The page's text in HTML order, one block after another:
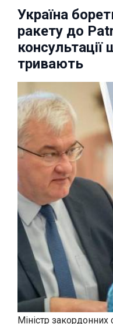
Україна
ракету до
консультації
тривають
Міністр закордонних